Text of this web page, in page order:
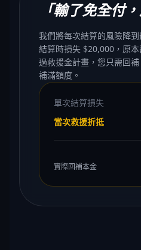
「輸了免全付
我們將每次結算的風險降
結算時損失 $20,000，原
過救援金計畫，您只需回
補滿額度。
單次結算損失
當次救援折抵
實際回補本金